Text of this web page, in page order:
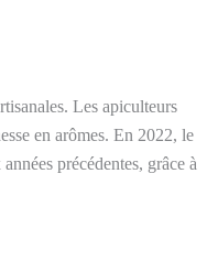
Les apiculteurs
en arômes. En 2022, le
précédentes, grâce à